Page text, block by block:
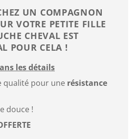
UN COMPAGNON
VOTRE PETITE FILLE
CHEVAL EST
POUR CELA !
les détails
qualité pour une résistance
douce !